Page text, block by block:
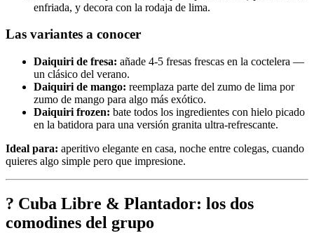
enfriada, y decora con la rodaja de lima.
Las variantes a conocer
Daiquiri de fresa: añade 4-5 fresas frescas en la coctelera —
un clásico del verano.
Daiquiri de mango: reemplaza parte del zumo de lima por
zumo de mango para algo más exótico.
Daiquiri frozen: bate todos los ingredientes con hielo picado
en la batidora para una versión granita ultra-refrescante.
Ideal para: aperitivo elegante en casa, noche entre colegas, cuando
quieres algo simple pero que impresione.
? Cuba Libre & Plantador: los dos
comodines del grupo